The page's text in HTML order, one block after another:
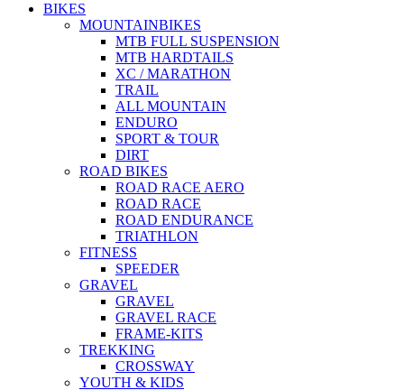
BIKES
MOUNTAINBIKES
MTB FULL SUSPENSION
MTB HARDTAILS
XC / MARATHON
TRAIL
ALL MOUNTAIN
ENDURO
SPORT & TOUR
DIRT
ROAD BIKES
ROAD RACE AERO
ROAD RACE
ROAD ENDURANCE
TRIATHLON
FITNESS
SPEEDER
GRAVEL
GRAVEL
GRAVEL RACE
FRAME-KITS
TREKKING
CROSSWAY
YOUTH & KIDS